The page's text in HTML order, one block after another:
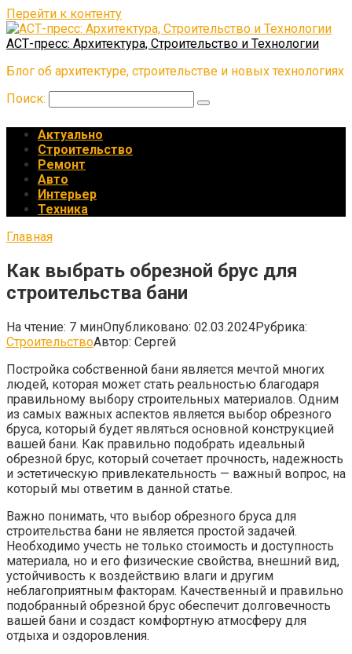
Перейти к контенту
АСТ-пресс: Архитектура, Строительство и Технологии
Блог об архитектуре, строительстве и новых технологиях
Поиск:
Актуально
Строительство
Ремонт
Авто
Интерьер
Техника
Главная
Как выбрать обрезной брус для
строительства бани
На чтение: 7 минОпубликовано: 02.03.2024Рубрика:
СтроительствоАвтор: Сергей
Постройка собственной бани является мечтой многих
людей, которая может стать реальностью благодаря
правильному выбору строительных материалов. Одним
из самых важных аспектов является выбор обрезного
бруса, который будет являться основной конструкцией
вашей бани. Как правильно подобрать идеальный
обрезной брус, который сочетает прочность, надежность
и эстетическую привлекательность — важный вопрос, на
который мы ответим в данной статье.
Важно понимать, что выбор обрезного бруса для
строительства бани не является простой задачей.
Необходимо учесть не только стоимость и доступность
материала, но и его физические свойства, внешний вид,
устойчивость к воздействию влаги и другим
неблагоприятным факторам. Качественный и правильно
подобранный обрезной брус обеспечит долговечность
вашей бани и создаст комфортную атмосферу для
отдыха и оздоровления.